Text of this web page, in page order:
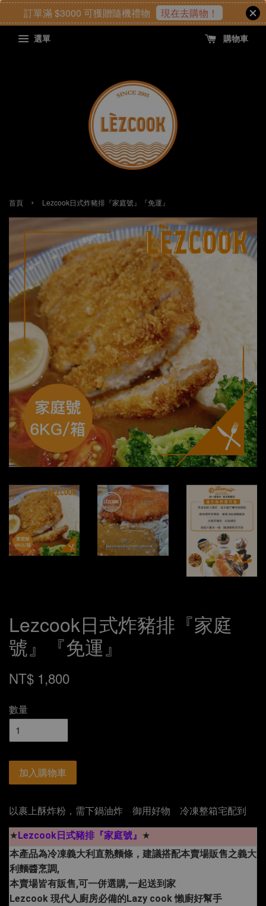
訂單滿 $3000 可獲贈隨機禮物 現在去購物！
選單 購物車
首頁 › Lezcook日式炸豬排『家庭號』『免運』
Lezcook日式炸豬排『家庭
號』『免運』
NT$ 1,800
數量
加入購物車
以裹上酥炸粉，需下鍋油炸 御用好物 冷凍整箱宅配到
★Lezcook日式豬排『家庭號』 ★
本產品為冷凍義大利直熟麵條，建議搭配本賣場販售之義大
利麵醬烹調,
本賣場皆有販售,可一併選購,一起送到家
Lezcook 現代人廚房必備的Lazy cook 懶廚好幫手